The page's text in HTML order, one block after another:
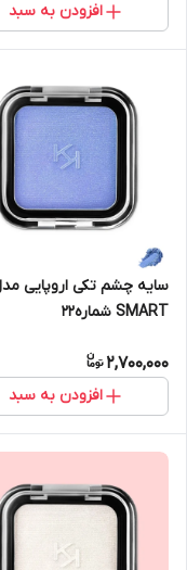
افزودن به سبد
سایه چشم تکی اروپایی
SMART شماره22
2,700,000
افزودن به سبد